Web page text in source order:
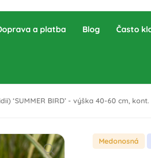
a platba Blog Často
‘SUMMER BIRD’ - výška 40-60 cm, kont.
Medonosná